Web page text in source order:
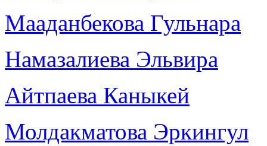
Мааданбекова Гульнара
Намазалиева Эльвира
Айтпаева Каныкей
Молдакматова Эркингул